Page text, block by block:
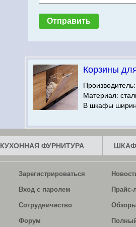
Корзины
Материал:
В шкафы
КУХОННАЯ ФУРНИТУРА
Зарегистрироваться
Вход с паролем
Сотрудничество
Форум
Прайс-